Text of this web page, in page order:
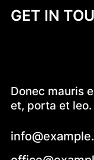
a
GET IN
Donec mauris
et, porta et leo.